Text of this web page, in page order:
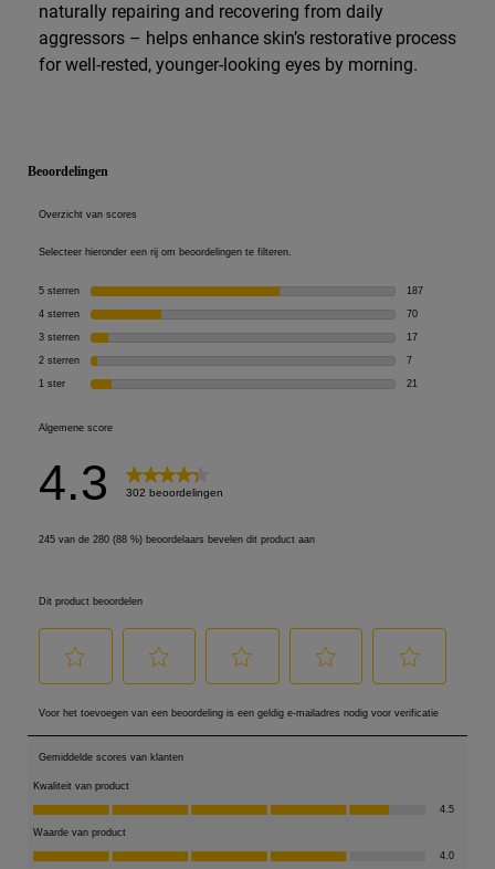
naturally repairing and recovering from daily
aggressors – helps enhance skin’s restorative process
for well-rested, younger-looking eyes by morning.